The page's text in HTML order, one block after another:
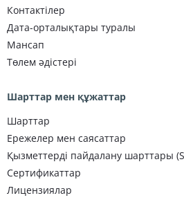
Контактілер
Дата-орталықтары туралы
Мансап
Төлем әдістері
Шарттар мен құжаттар
Шарттар
Ережелер мен саясаттар
Қызметтерді пайдалану шарттары
Сертификаттар
Лицензиялар